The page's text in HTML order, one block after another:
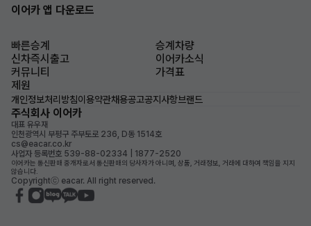
이어카 앱 다운로드
빠른승계
승계차량
신차즉시출고
이어카소식
커뮤니티
가격표
제원
개인정보처리방침이용약관채용공고공지사항브랜드
주식회사 이어카
대표 유우재
인천광역시 부평구 주부토로 236, D동 1514호
cs@eacar.co.kr
사업자 등록번호 539-88-02334 | 1877-2520
이어카는 통신판매 중개자로서 통신판매의 당사자가 아니며, 상품, 거래정보, 거래에 대하여 책임을 지지
않습니다.
Copyrightⓒ eacar. All right reserved.